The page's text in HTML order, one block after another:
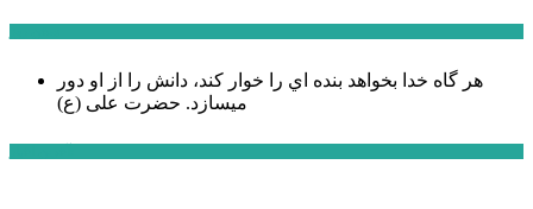
هر گاه خدا بخواهد بنده اي را خوار كند، دانش را از او دور
میسازد. حضرت علی (ع)